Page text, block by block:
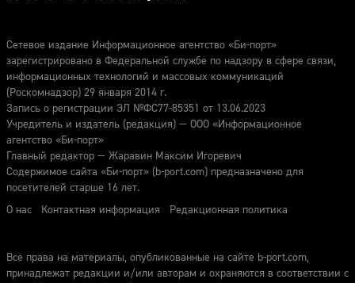
Сетевое издание Информационное агентство «Би-порт»
зарегистрировано в Федеральной службе по надзору в сфере связи,
информационных технологий и массовых коммуникаций
(Роскомнадзор) 29 января 2014 г.
Запись о регистрации ЭЛ №ФС77-85351 от 13.06.2023
Учредитель и издатель (редакция) — ООО «Информационное
агентство «Би-порт»
Главный редактор — Жаравин Максим Игоревич
Содержимое сайта «Би-порт» (b-port.com) предназначено для
посетителей старше 16 лет.
О нас
Контактная информация Редакционная политика
Все права на материалы, опубликованные на сайте b-port.com,
принадлежат редакции и/или авторам и охраняются в соответствии с